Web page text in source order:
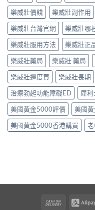
樂威壯價錢
樂威壯副作用
樂威壯台灣官網
樂威壯哪
樂威壯服用方法
樂威壯正
樂威壯藥局
樂威壯 藥局
樂威壯邊度買
樂威壯長期
治療勃起功能障礙ED
犀利
美國黃金5000評價
美國
美國黃金5000香港購買
Cash